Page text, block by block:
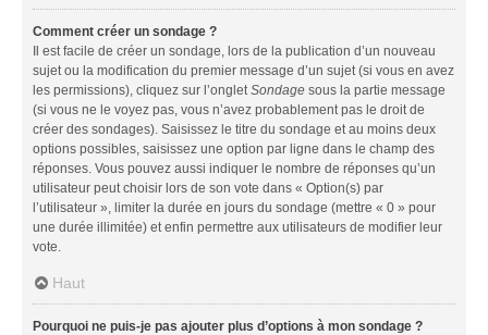
Comment créer un sondage ?
Il est facile de créer un sondage, lors de la publication d’un nouveau
sujet ou la modification du premier message d’un sujet (si vous en avez
les permissions), cliquez sur l’onglet Sondage sous la partie message
(si vous ne le voyez pas, vous n’avez probablement pas le droit de
créer des sondages). Saisissez le titre du sondage et au moins deux
options possibles, saisissez une option par ligne dans le champ des
réponses. Vous pouvez aussi indiquer le nombre de réponses qu’un
utilisateur peut choisir lors de son vote dans « Option(s) par
l’utilisateur », limiter la durée en jours du sondage (mettre « 0 » pour
une durée illimitée) et enfin permettre aux utilisateurs de modifier leur
vote.
Haut
Pourquoi ne puis-je pas ajouter plus d’options à mon sondage ?